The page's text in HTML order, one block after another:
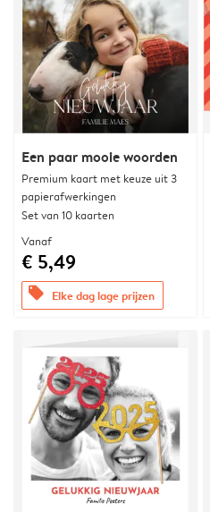
Een paar mooie woorden
Premium kaart met keuze uit 3
papierafwerkingen
Set van 10 kaarten
Vanaf
€ 5,49
offers Elke dag lage prijzen